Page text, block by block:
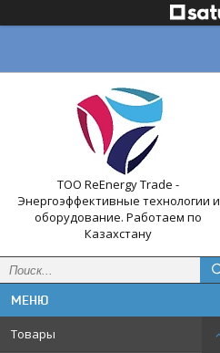
ТОО ReEnergy Trade -
Энергоэффективные технологии и
оборудование. Работаем по
Казахстану
Товары